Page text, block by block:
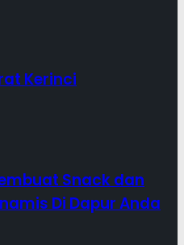
Kerinci
Snack dan
Di Dapur Anda